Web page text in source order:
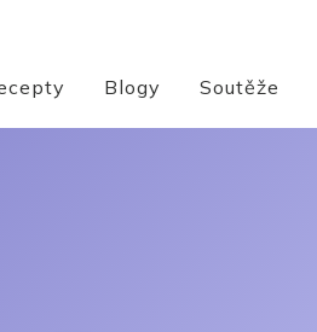
Blogy Soutěže